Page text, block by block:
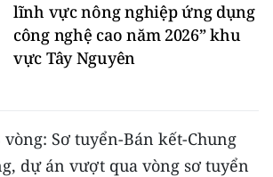
Hồ Chí Minh
lĩnh vực nông nghiệp ứng dụng
công nghệ cao năm 2026” khu
vực Tây Nguyên
vòng: Sơ tuyển-Bán kết-Chung
dự án vượt qua vòng sơ tuyển